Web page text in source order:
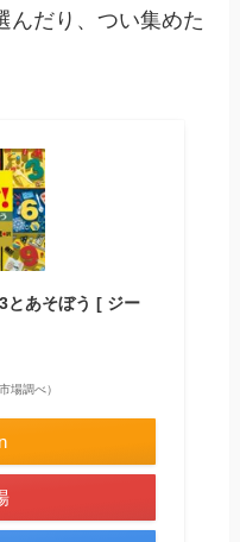
んだり、つい集めた
とあそぼう [ ジー
場調べ）